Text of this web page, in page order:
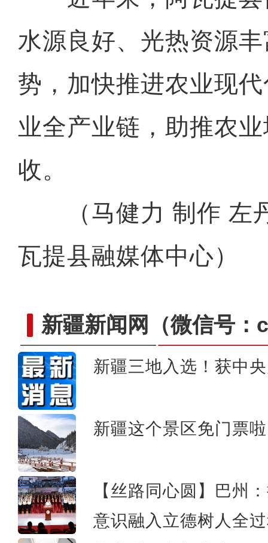
水源良好、光热资源
势，加快推进农业现
业全产业链，助推农
收。
（马健力 制作 左
瓦提县融媒体中心）
新疆新闻网 （微信号
新疆三地入选！获中
新疆这个景区免门票
【丝路同心圆】巴州
意识融入立德树人全